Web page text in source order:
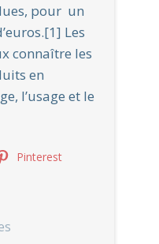
pour un
Les
connaître les
en
l’usage et le
Pinterest